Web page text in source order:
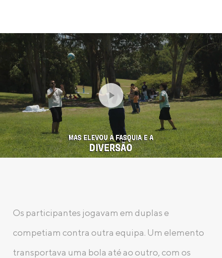
Os participantes jogavam em duplas e
competiam contra outra equipa. Um elemento
transportava uma bola até ao outro, com os